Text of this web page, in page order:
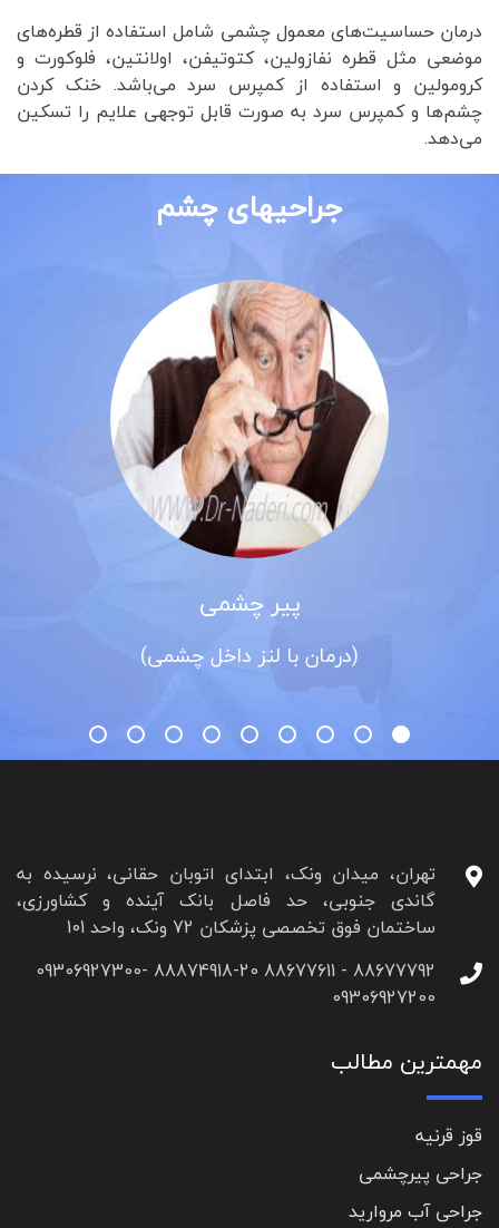
درمان حساسیت‌های معمول چشمی شامل استفاده از قطره‌های
موضعی مثل قطره نفازولین، کتوتیفن، اولانتین، فلوکورت و
کرومولین و استفاده از کمپرس سرد می‌باشد. خنک کردن
چشم‌ها و کمپرس سرد به صورت قابل توجهی علایم را تسکین
می‌دهد.
جراحیهای چشم
پیر چشمی
(درمان با لنز داخل چشمی)
تهران، میدان ونک، ابتدای اتوبان حقانی، نرسیده به
گاندی جنوبی، حد فاصل بانک آینده و کشاورزی،
ساختمان فوق تخصصی پزشکان 72 ونک، واحد 101
88677792 - 88677611 88874918-20 09306927300-
09306927200
مهمترین مطالب
قوز قرنیه
جراحی پیرچشمی
جراحی آب مروارید